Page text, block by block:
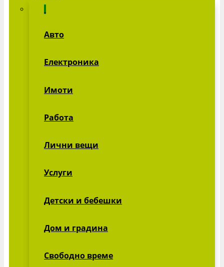
Авто
Електроника
Имоти
Работа
Лични вещи
Услуги
Детски и бебешки
Дом и градина
Свободно време